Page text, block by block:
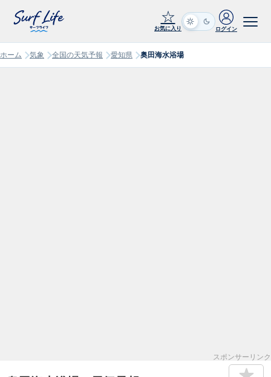
☆
お気に入り ログイン
ホーム 気象 全国の天気予報 愛知県 奥田海水浴場
スポンサーリンク